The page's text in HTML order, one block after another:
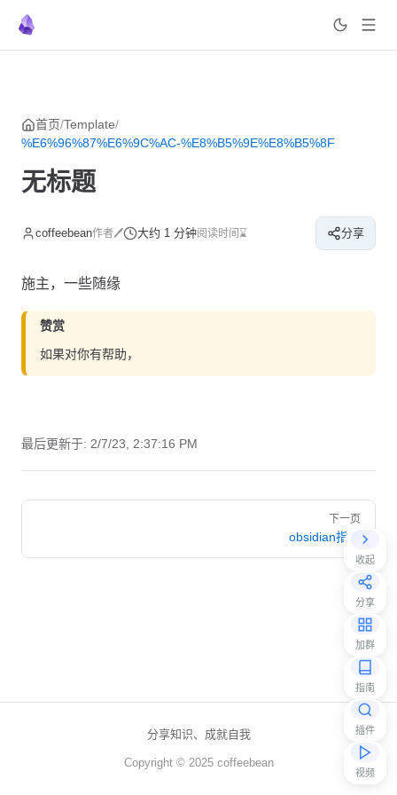
收起
分享
加群
指南
插件
视频
Skip to content 返回顶部
首页/Template/
%E6%96%87%E6%9C%AC-%E8%B5%9E%E8%B5%8F
无标题
coffeebean作者🖊 大约 1 分钟阅读时间⌛ 分享
施主，一些随缘
赞赏
如果对你有帮助，
最后更新于: 2/7/23, 2:37:16 PM
Pager
下一页
obsidian指南
分享知识、成就自我
Copyright © 2025 coffeebean